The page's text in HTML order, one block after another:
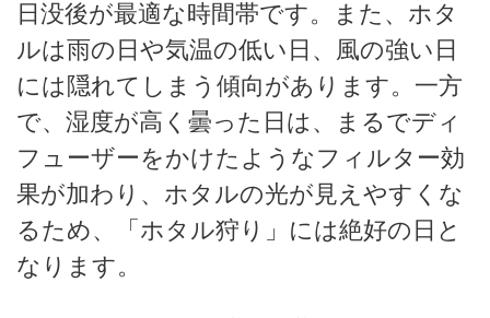
日没後が最適な時間帯です。また、ホタ
ルは雨の日や気温の低い日、風の強い日
には隠れてしまう傾向があります。一方
で、湿度が高く曇った日は、まるでディ
フューザーをかけたようなフィルター効
果が加わり、ホタルの光が見えやすくな
るため、「ホタル狩り」には絶好の日と
なります。